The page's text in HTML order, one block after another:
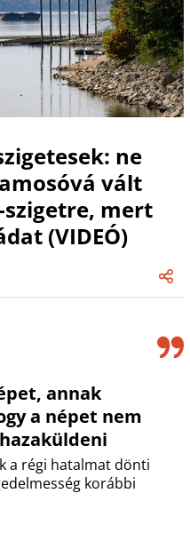
ne
vált
mert
(VIDEÓ)
annak
a népet nem
a régi hatalmat dönti
korábbi